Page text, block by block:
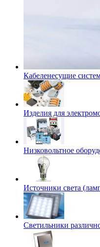
Кабеленесущие
Изделия для
Низковольтное
Источники света
Светильники